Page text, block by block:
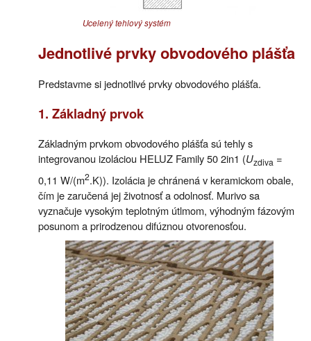
Ucelený tehlový systém
Jednotlivé prvky obvodového plášťa
Predstavme si jednotlivé prvky obvodového plášťa.
1. Základný prvok
Základným prvkom obvodového plášťa sú tehly s
integrovanou izoláciou HELUZ Family 50 2in1 (Uzdiva =
0,11 W/(m2.K)). Izolácia je chránená v keramickom obale,
čím je zaručená jej životnosť a odolnosť. Murivo sa
vyznačuje vysokým teplotným útlmom, výhodným fázovým
posunom a prirodzenou difúznou otvorenosťou.